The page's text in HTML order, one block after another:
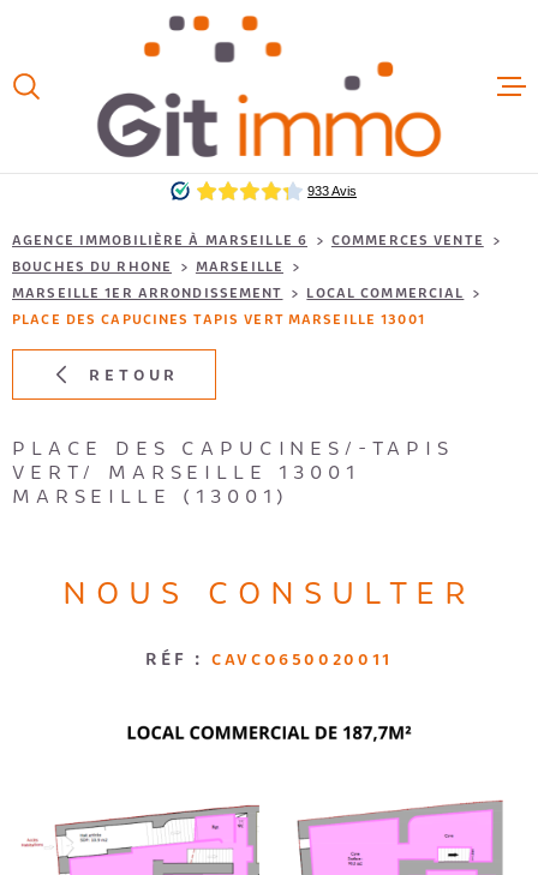
recherche
principal
VENTES
FAIRE
AGENCE IMMOBILIÈRE À MARSEILLE 6
COMMERCES VENTE
BOUCHES DU RHONE
MARSEILLE
MARSEILLE 1ER ARRONDISSEMENT
LOCAL COMMERCIAL
PLACE DES CAPUCINES TAPIS VERT MARSEILLE 13001
RETOUR
PLACE DES CAPUCINES/-TAPIS
VERT/ MARSEILLE 13001
MARSEILLE (13001)
NOUS CONSULTER
RÉF : CAVCO650020011
RECHERCHE
TYPE
TYPE
DE
BIEN
TYPE DE BIEN
BUDGET
EXTÉRIEUR